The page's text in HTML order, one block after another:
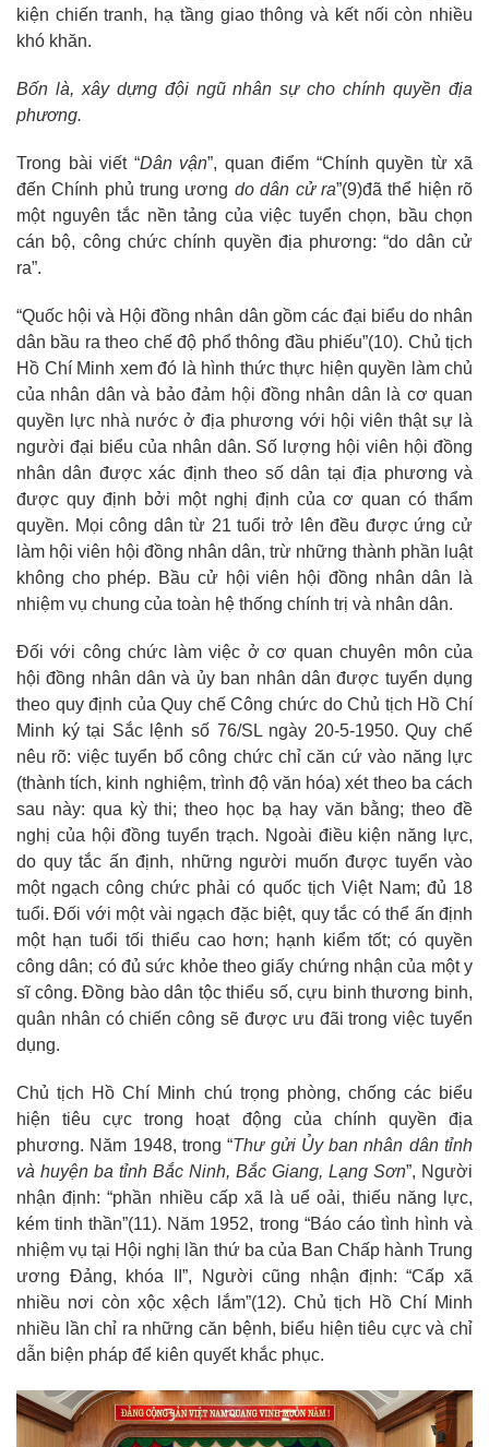
kiện chiến tranh, hạ tầng giao thông và kết nối còn nhiều
khó khăn.
Bốn là, xây dựng đội ngũ nhân sự cho chính quyền địa
phương.
Trong bài viết “Dân vận”, quan điểm “Chính quyền từ xã
đến Chính phủ trung ương do dân cử ra”(9)đã thể hiện rõ
một nguyên tắc nền tảng của việc tuyển chọn, bầu chọn
cán bộ, công chức chính quyền địa phương: “do dân cử
ra”.
“Quốc hội và Hội đồng nhân dân gồm các đại biểu do nhân
dân bầu ra theo chế độ phổ thông đầu phiếu”(10). Chủ tịch
Hồ Chí Minh xem đó là hình thức thực hiện quyền làm chủ
của nhân dân và bảo đảm hội đồng nhân dân là cơ quan
quyền lực nhà nước ở địa phương với hội viên thật sự là
người đại biểu của nhân dân. Số lượng hội viên hội đồng
nhân dân được xác định theo số dân tại địa phương và
được quy định bởi một nghị định của cơ quan có thẩm
quyền. Mọi công dân từ 21 tuổi trở lên đều được ứng cử
làm hội viên hội đồng nhân dân, trừ những thành phần luật
không cho phép. Bầu cử hội viên hội đồng nhân dân là
nhiệm vụ chung của toàn hệ thống chính trị và nhân dân.
Đối với công chức làm việc ở cơ quan chuyên môn của
hội đồng nhân dân và ủy ban nhân dân được tuyển dụng
theo quy định của Quy chế Công chức do Chủ tịch Hồ Chí
Minh ký tại Sắc lệnh số 76/SL ngày 20-5-1950. Quy chế
nêu rõ: việc tuyển bổ công chức chỉ căn cứ vào năng lực
(thành tích, kinh nghiệm, trình độ văn hóa) xét theo ba cách
sau này: qua kỳ thi; theo học bạ hay văn bằng; theo đề
nghị của hội đồng tuyển trạch. Ngoài điều kiện năng lực,
do quy tắc ấn định, những người muốn được tuyển vào
một ngạch công chức phải có quốc tịch Việt Nam; đủ 18
tuổi. Đối với một vài ngạch đặc biệt, quy tắc có thể ấn định
một hạn tuổi tối thiểu cao hơn; hạnh kiểm tốt; có quyền
công dân; có đủ sức khỏe theo giấy chứng nhận của một y
sĩ công. Đồng bào dân tộc thiểu số, cựu binh thương binh,
quân nhân có chiến công sẽ được ưu đãi trong việc tuyển
dụng.
Chủ tịch Hồ Chí Minh chú trọng phòng, chống các biểu
hiện tiêu cực trong hoạt động của chính quyền địa
phương. Năm 1948, trong “Thưgửi Ủy ban nhân dân tỉnh
và huyện ba tỉnh Bắc Ninh, Bắc Giang, Lạng Sơn”, Người
nhận định: “phần nhiều cấp xã là uể oải, thiếu năng lực,
kém tinh thần”(11). Năm 1952, trong “Báo cáo tình hình và
nhiệm vụ tại Hội nghị lần thứ ba của Ban Chấp hành Trung
ương Đảng, khóa II”, Người cũng nhận định: “Cấp xã
nhiều nơi còn xộc xệch lắm”(12). Chủ tịch Hồ Chí Minh
nhiều lần chỉ ra những căn bệnh, biểu hiện tiêu cực và chỉ
dẫn biện pháp để kiên quyết khắc phục.